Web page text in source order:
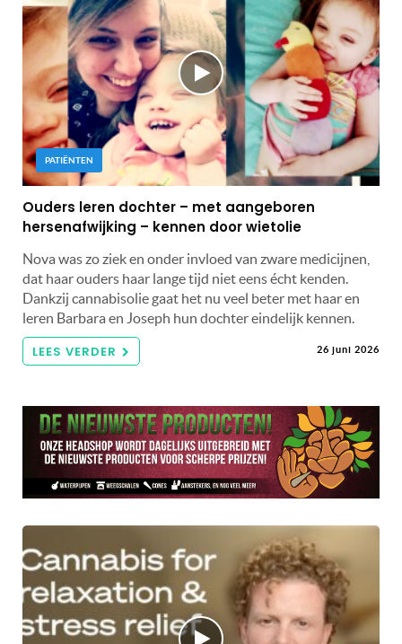
PATIËNTEN
Ouders leren dochter – met aangeboren
hersenafwijking – kennen door wietolie
Nova was zo ziek en onder invloed van zware medicijnen,
dat haar ouders haar lange tijd niet eens écht kenden.
Dankzij cannabisolie gaat het nu veel beter met haar en
leren Barbara en Joseph hun dochter eindelijk kennen.
LEES VERDER 26 juni 2026